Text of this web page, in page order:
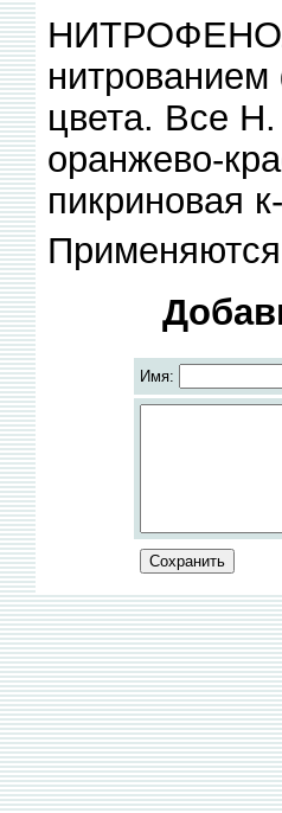
цвета. Все
оранжево-
пикриновая
Имя: